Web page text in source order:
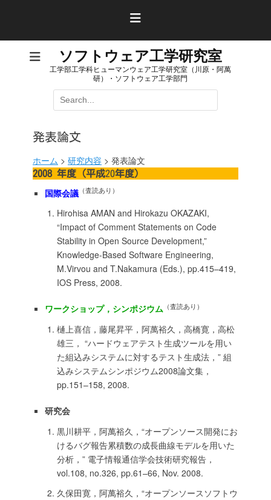
ソフトウェア工学研究室
工学部工学科ヒューマンウェア工学研究室（川原・阿萬
研）・ソフトウェア工学部門
検
索:
発表論文
ホーム > 研究内容 > 発表論文
2008 年度（平成20年度）
国際会議 （査読あり）
Hirohisa AMAN and Hirokazu OKAZAKI,
“Impact of Comment Statements on Code
Stability in Open Source Development,”
Knowledge-Based Software Engineering,
M.Virvou and T.Nakamura (Eds.), pp.415–419,
IOS Press, 2008.
ワークショップ，シンポジウム （査読あり）
樋上喜信，藤尾昇平，阿萬裕久，高橋寛，高松
雄三， “ハードウェアテスト生成ツールを用い
た組込みシステムに対するテスト生成法，” 組
込みシステムシンポジウム2008論文集，
pp.151–158, 2008.
研究会
黒川耕平，阿萬裕久，“オープンソース開発にお
けるバグ報告累積数の成長曲線モデルを用いた
分析，” 電子情報通信学会技術研究報告，
vol.108, no.326, pp.61–66, Nov. 2008.
久保田寛，阿萬裕久，“オープンソースソフトウ